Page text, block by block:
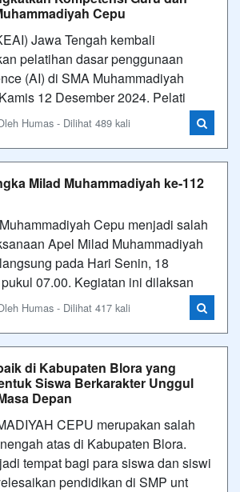
Cepu
Jawa Tengah kembali
pelatihan dasar penggunaan
(AI) di SMA Muhammadiyah
12 Desember 2024. Pelati
Humas - Dilihat 489 kali
Milad Muhammadiyah ke-112
Cepu menjadi salah
Apel Milad Muhammadiyah
pada Hari Senin, 18
07.00. Kegiatan ini dilaksan
Humas - Dilihat 417 kali
di Kabupaten Blora yang
Siswa Berkarakter Unggul
Depan
CEPU merupakan salah
atas di Kabupaten Blora.
tempat bagi para siswa dan siswi
pendidikan di SMP unt